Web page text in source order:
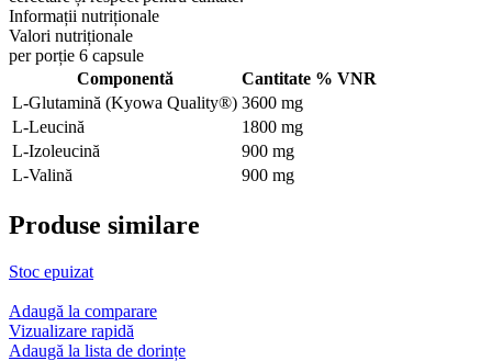
Informații nutriționale
Valori nutriționale
per porție 6 capsule
Componentă
Cantitate % VNR
L-Glutamină (Kyowa Quality®) 3600 mg
L-Leucină
1800 mg
L-Izoleucină
900 mg
L-Valină
900 mg
Produse similare
Stoc epuizat
Adaugă la comparare
Vizualizare rapidă
Adaugă la lista de dorințe